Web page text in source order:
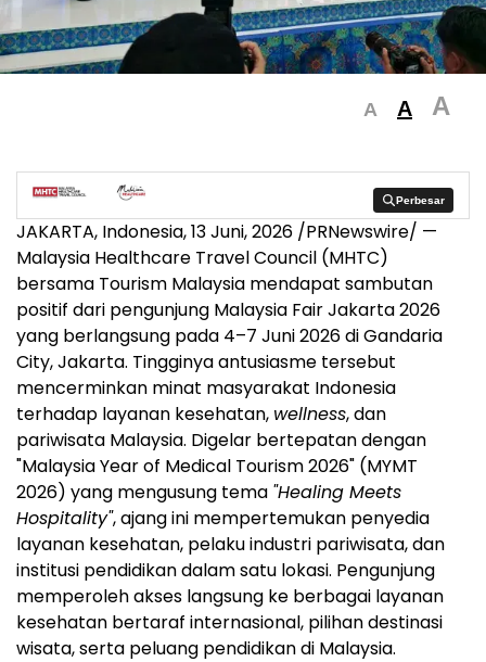
A A A
Perbesar
Perbesar
JAKARTA, Indonesia,13 Juni, 2026 /PRNewswire/ —
Malaysia Healthcare Travel Council (MHTC)
bersama Tourism Malaysia mendapat sambutan
positif dari pengunjung Malaysia Fair Jakarta 2026
yang berlangsung pada 4–7 Juni 2026 di Gandaria
City, Jakarta. Tingginya antusiasme tersebut
mencerminkan minat masyarakat Indonesia
terhadap layanan kesehatan, wellness, dan
pariwisata Malaysia. Digelar bertepatan dengan
"Malaysia Year of Medical Tourism 2026" (MYMT
2026) yang mengusung tema "Healing Meets
Hospitality", ajang ini mempertemukan penyedia
layanan kesehatan, pelaku industri pariwisata, dan
institusi pendidikan dalam satu lokasi. Pengunjung
memperoleh akses langsung ke berbagai layanan
kesehatan bertaraf internasional, pilihan destinasi
wisata, serta peluang pendidikan di Malaysia.